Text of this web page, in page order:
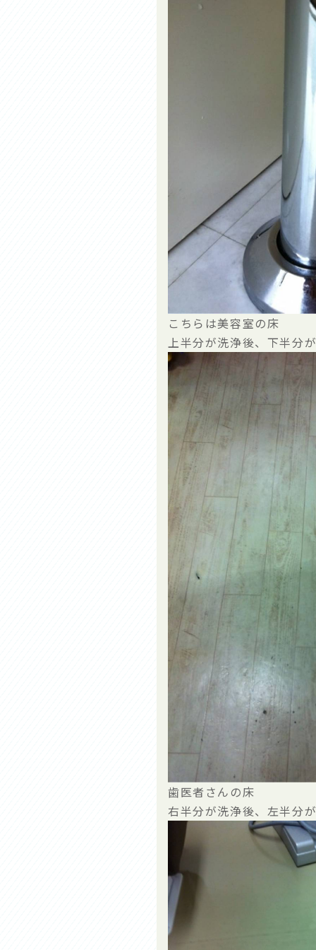
こちらは美容室の床
上半分が洗浄後、下半分
歯医者さんの床
右半分が洗浄後、左半分